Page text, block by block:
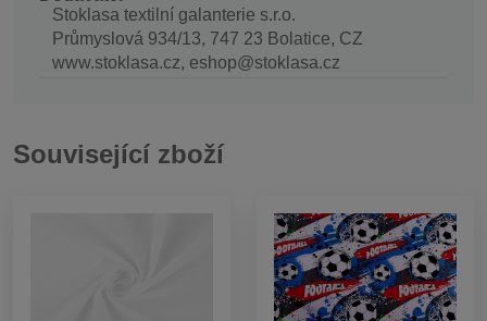
Stoklasa textilní galanterie s.r.o.
Průmyslová 934/13, 747 23 Bolatice, CZ
www.stoklasa.cz, eshop@stoklasa.cz
Související zboží